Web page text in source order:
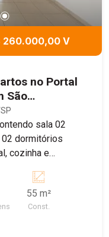
260.000,00 V
no Portal
São
sala 02
02 dormitórios
cozinha e
55 m²
Const.